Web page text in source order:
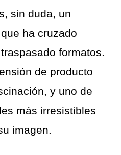
sin duda, un
ha cruzado
formatos.
de producto
y uno de
más irresistibles
imagen.